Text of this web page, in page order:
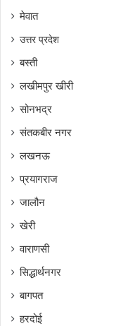
मेवात
उत्तर प्रदेश
बस्ती
लखीमपुर खीरी
सोनभद्र
संतकबीर नगर
लखनऊ
प्रयागराज
जालौन
खेरी
वाराणसी
सिद्धार्थनगर
बागपत
हरदोई